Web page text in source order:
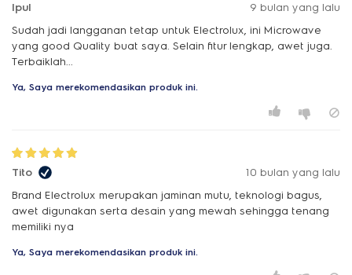
Ipul
9 bulan yang lalu
Sudah jadi langganan tetap untuk Electrolux, ini Microwave
yang good Quality buat saya. Selain fitur lengkap, awet juga.
Terbaiklah...
Ya, Saya merekomendasikan produk ini.
Tito
10 bulan yang lalu
Brand Electrolux merupakan jaminan mutu, teknologi bagus,
awet digunakan serta desain yang mewah sehingga tenang
memiliki nya
Ya, Saya merekomendasikan produk ini.